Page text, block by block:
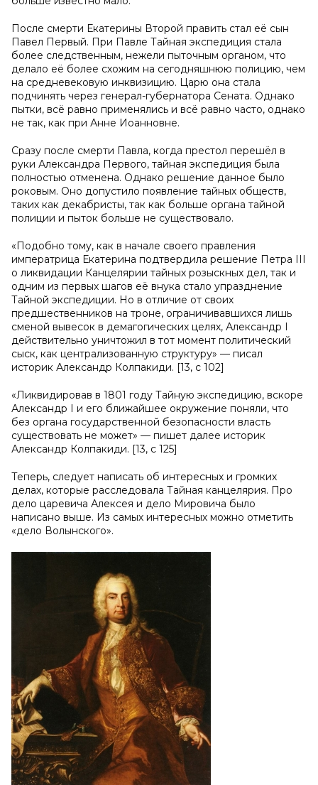
После смерти Екатерины Второй править стал её сын
Павел Первый. При Павле Тайная экспедиция стала
более следственным, нежели пыточным органом, что
делало её более схожим на сегодняшнюю полицию, чем
на средневековую инквизицию. Царю она стала
подчинять через генерал-губернатора Сената. Однако
пытки, всё равно применялись и всё равно часто, однако
не так, как при Анне Иоанновне.
Сразу после смерти Павла, когда престол перешёл в
руки Александра Первого, тайная экспедиция была
полностью отменена. Однако решение данное было
роковым. Оно допустило появление тайных обществ,
таких как декабристы, так как больше органа тайной
полиции и пыток больше не существовало.
«Подобно тому, как в начале своего правления
императрица Екатерина подтвердила решение Петра III
о ликвидации Канцелярии тайных розыскных дел, так и
одним из первых шагов её внука стало упразднение
Тайной экспедиции. Но в отличие от своих
предшественников на троне, ограничивавшихся лишь
сменой вывесок в демагогических целях, Александр I
действительно уничтожил в тот момент политический
сыск, как централизованную структуру» — писал
историк Александр Колпакиди. [13, с 102]
«Ликвидировав в 1801 году Тайную экспедицию, вскоре
Александр I и его ближайшее окружение поняли, что
без органа государственной безопасности власть
существовать не может» — пишет далее историк
Александр Колпакиди. [13, с 125]
Теперь, следует написать об интересных и громких
делах, которые расследовала Тайная канцелярия. Про
дело царевича Алексея и дело Мировича было
написано выше. Из самых интересных можно отметить
«дело Волынского».